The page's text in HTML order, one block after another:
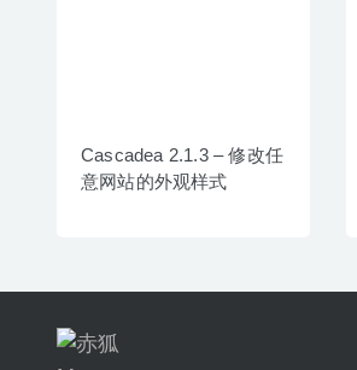
Cascadea 2.1.3 – 修改任
意网站的外观样式